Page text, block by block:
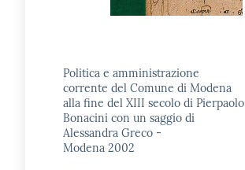
Politica e amministrazione
corrente del Comune di Modena
alla fine del XIII secolo di Pierpaolo
Bonacini con un saggio di
Alessandra Greco -
Modena 2002